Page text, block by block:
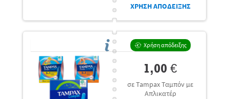
ΧΡΗΣΗ ΑΠΟΔΕΙΞΗΣ
Χρήση απόδειξης
1,00 €
σε Tampax Ταμπόν με
Απλικατέρ